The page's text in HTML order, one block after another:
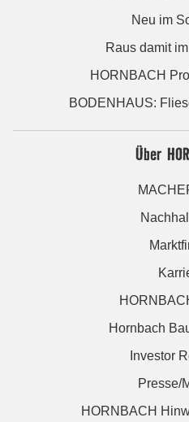
Neu im
Raus damit
HORNBACH
BODENHAUS:
Über
Hornbach
Investor
Presse/
HORNBACH